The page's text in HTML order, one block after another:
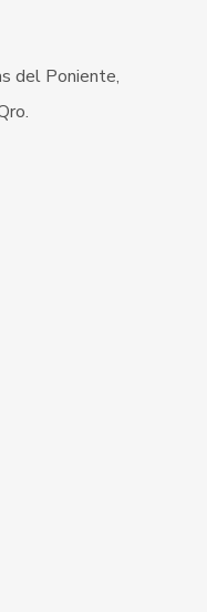
del Poniente,